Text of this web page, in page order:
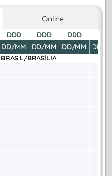
Online
DDD
DD/MM
DDD
DD/MM
DDD
DD/MM
DD/
BRASIL/BRASÍLIA